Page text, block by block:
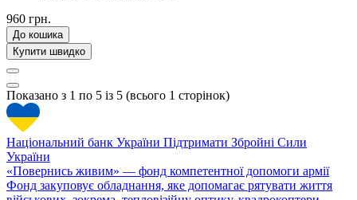
960 грн.
До кошика
Купити швидко
Показано з 1 по 5 із 5 (всього 1 сторінок)
Національний банк України Підтримати Збройні Сили
України
«Повернись живим» — фонд компетентної допомоги армії
Фонд закуповує обладнання, яке допомагає рятувати життя